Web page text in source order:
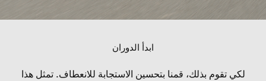
ابدأ الدوران
لكي تقوم بذلك، قمنا بتحسين الاستجابة للانعطاف. تمثل هذا